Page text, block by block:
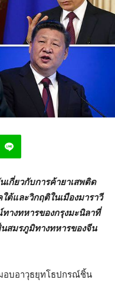
กี่ยวกับการค้ายาเสพติด
ต้และวิกฤติในเมืองมาราวี
างทหารของกรุงมะนิลาที่
สมรภูมิทางทหารของจีน
อบอาวุธยุทโธปกรณ์ชิ้น